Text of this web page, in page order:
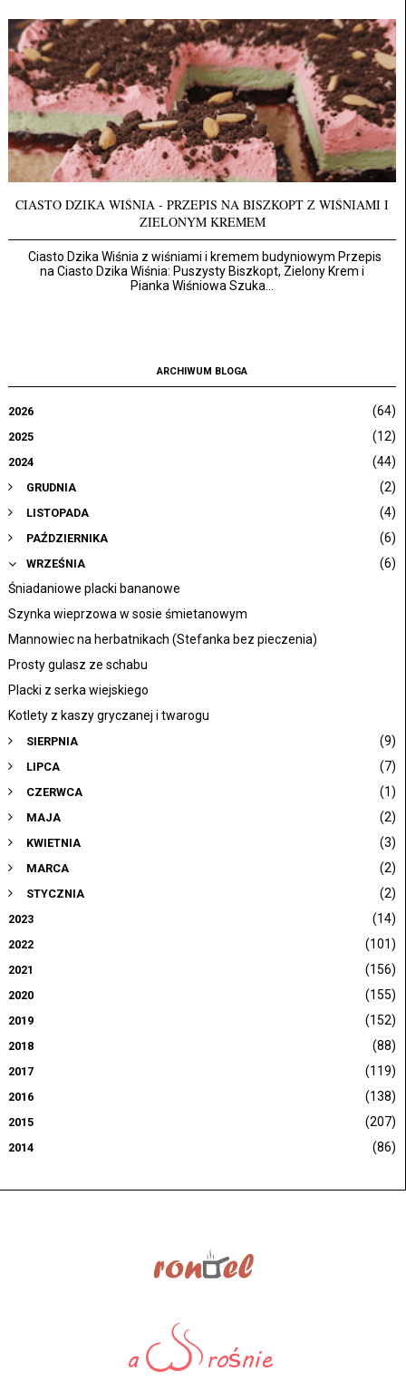
CIASTO DZIKA WIŚNIA - PRZEPIS NA BISZKOPT Z WIŚNIAMI I
ZIELONYM KREMEM
Ciasto Dzika Wiśnia z wiśniami i kremem budyniowym Przepis
na Ciasto Dzika Wiśnia: Puszysty Biszkopt, Zielony Krem i
Pianka Wiśniowa Szuka...
ARCHIWUM BLOGA
2026 (64)
2025 (12)
2024 (44)
GRUDNIA (2)
LISTOPADA (4)
PAŹDZIERNIKA (6)
WRZEŚNIA
(6)
Śniadaniowe placki bananowe
Szynka wieprzowa w sosie śmietanowym
Mannowiec na herbatnikach (Stefanka bez pieczenia)
Prosty gulasz ze schabu
Placki z serka wiejskiego
Kotlety z kaszy gryczanej i twarogu
SIERPNIA (9)
LIPCA (7)
CZERWCA (1)
MAJA (2)
KWIETNIA (3)
MARCA (2)
STYCZNIA (2)
2023 (14)
2022 (101)
2021 (156)
2020 (155)
2019 (152)
2018 (88)
2017 (119)
2016 (138)
2015 (207)
2014 (86)